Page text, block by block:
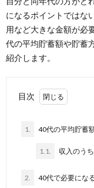
になるポイントではな
用など大きな金額が必
代の平均貯蓄額や貯蓄
紹介します。
目次
1. 40代の平均貯蓄
1.1. 収入のう
2. 40代で必要にな